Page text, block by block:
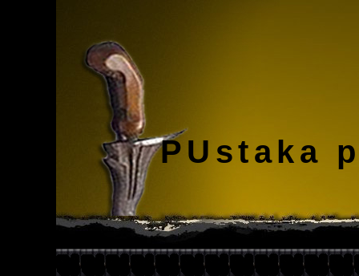
PUstaka